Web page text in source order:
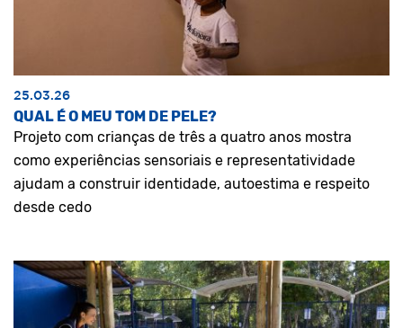
25.03.26
QUAL É O MEU TOM DE PELE?
Projeto com crianças de três a quatro anos mostra
como experiências sensoriais e representatividade
ajudam a construir identidade, autoestima e respeito
desde cedo